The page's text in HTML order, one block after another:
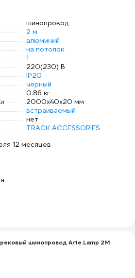
шинопровод
2 м
алюминий
на потолок
1
220(230) В
IP20
черный
0.86 кг
2000х40х20 мм
встраиваемый
нет
TRACK ACCESSORIES
12 месяцев
шинопровод Arte Lamp 2M